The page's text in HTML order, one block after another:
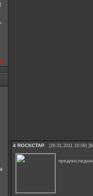
4 ROCKCTAP (26.01.2011 19:09) [